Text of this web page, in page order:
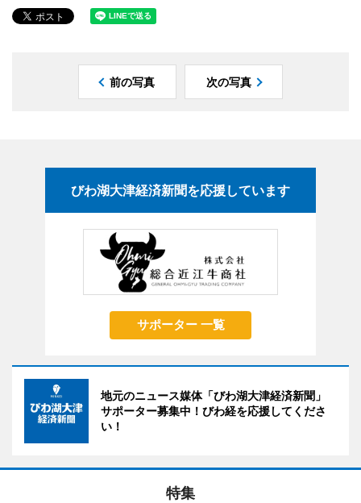
前の写真 次の写真
びわ湖大津経済新聞を応援しています
サポーター 一覧
地元のニュース媒体「びわ湖大津経済新聞」
サポーター募集中！びわ経を応援してくださ
い！
特集